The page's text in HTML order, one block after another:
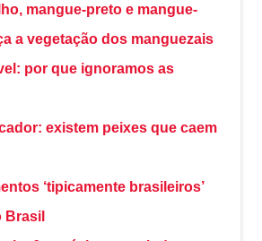
mangue-preto e mangue-
a vegetação dos manguezais
por que ignoramos as
existem peixes que caem
‘tipicamente brasileiros’
Brasil